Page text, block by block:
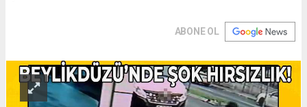
ABONE OL